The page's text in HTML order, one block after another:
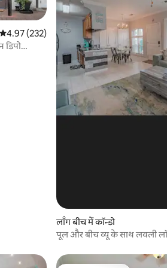
औसत रेटिंग 5 में से 4.97, 232 समीक्षाएँ
4.97 (232)
लॉंग बीच में कॉन्डो
पूल और बीच व्यू के साथ लवली